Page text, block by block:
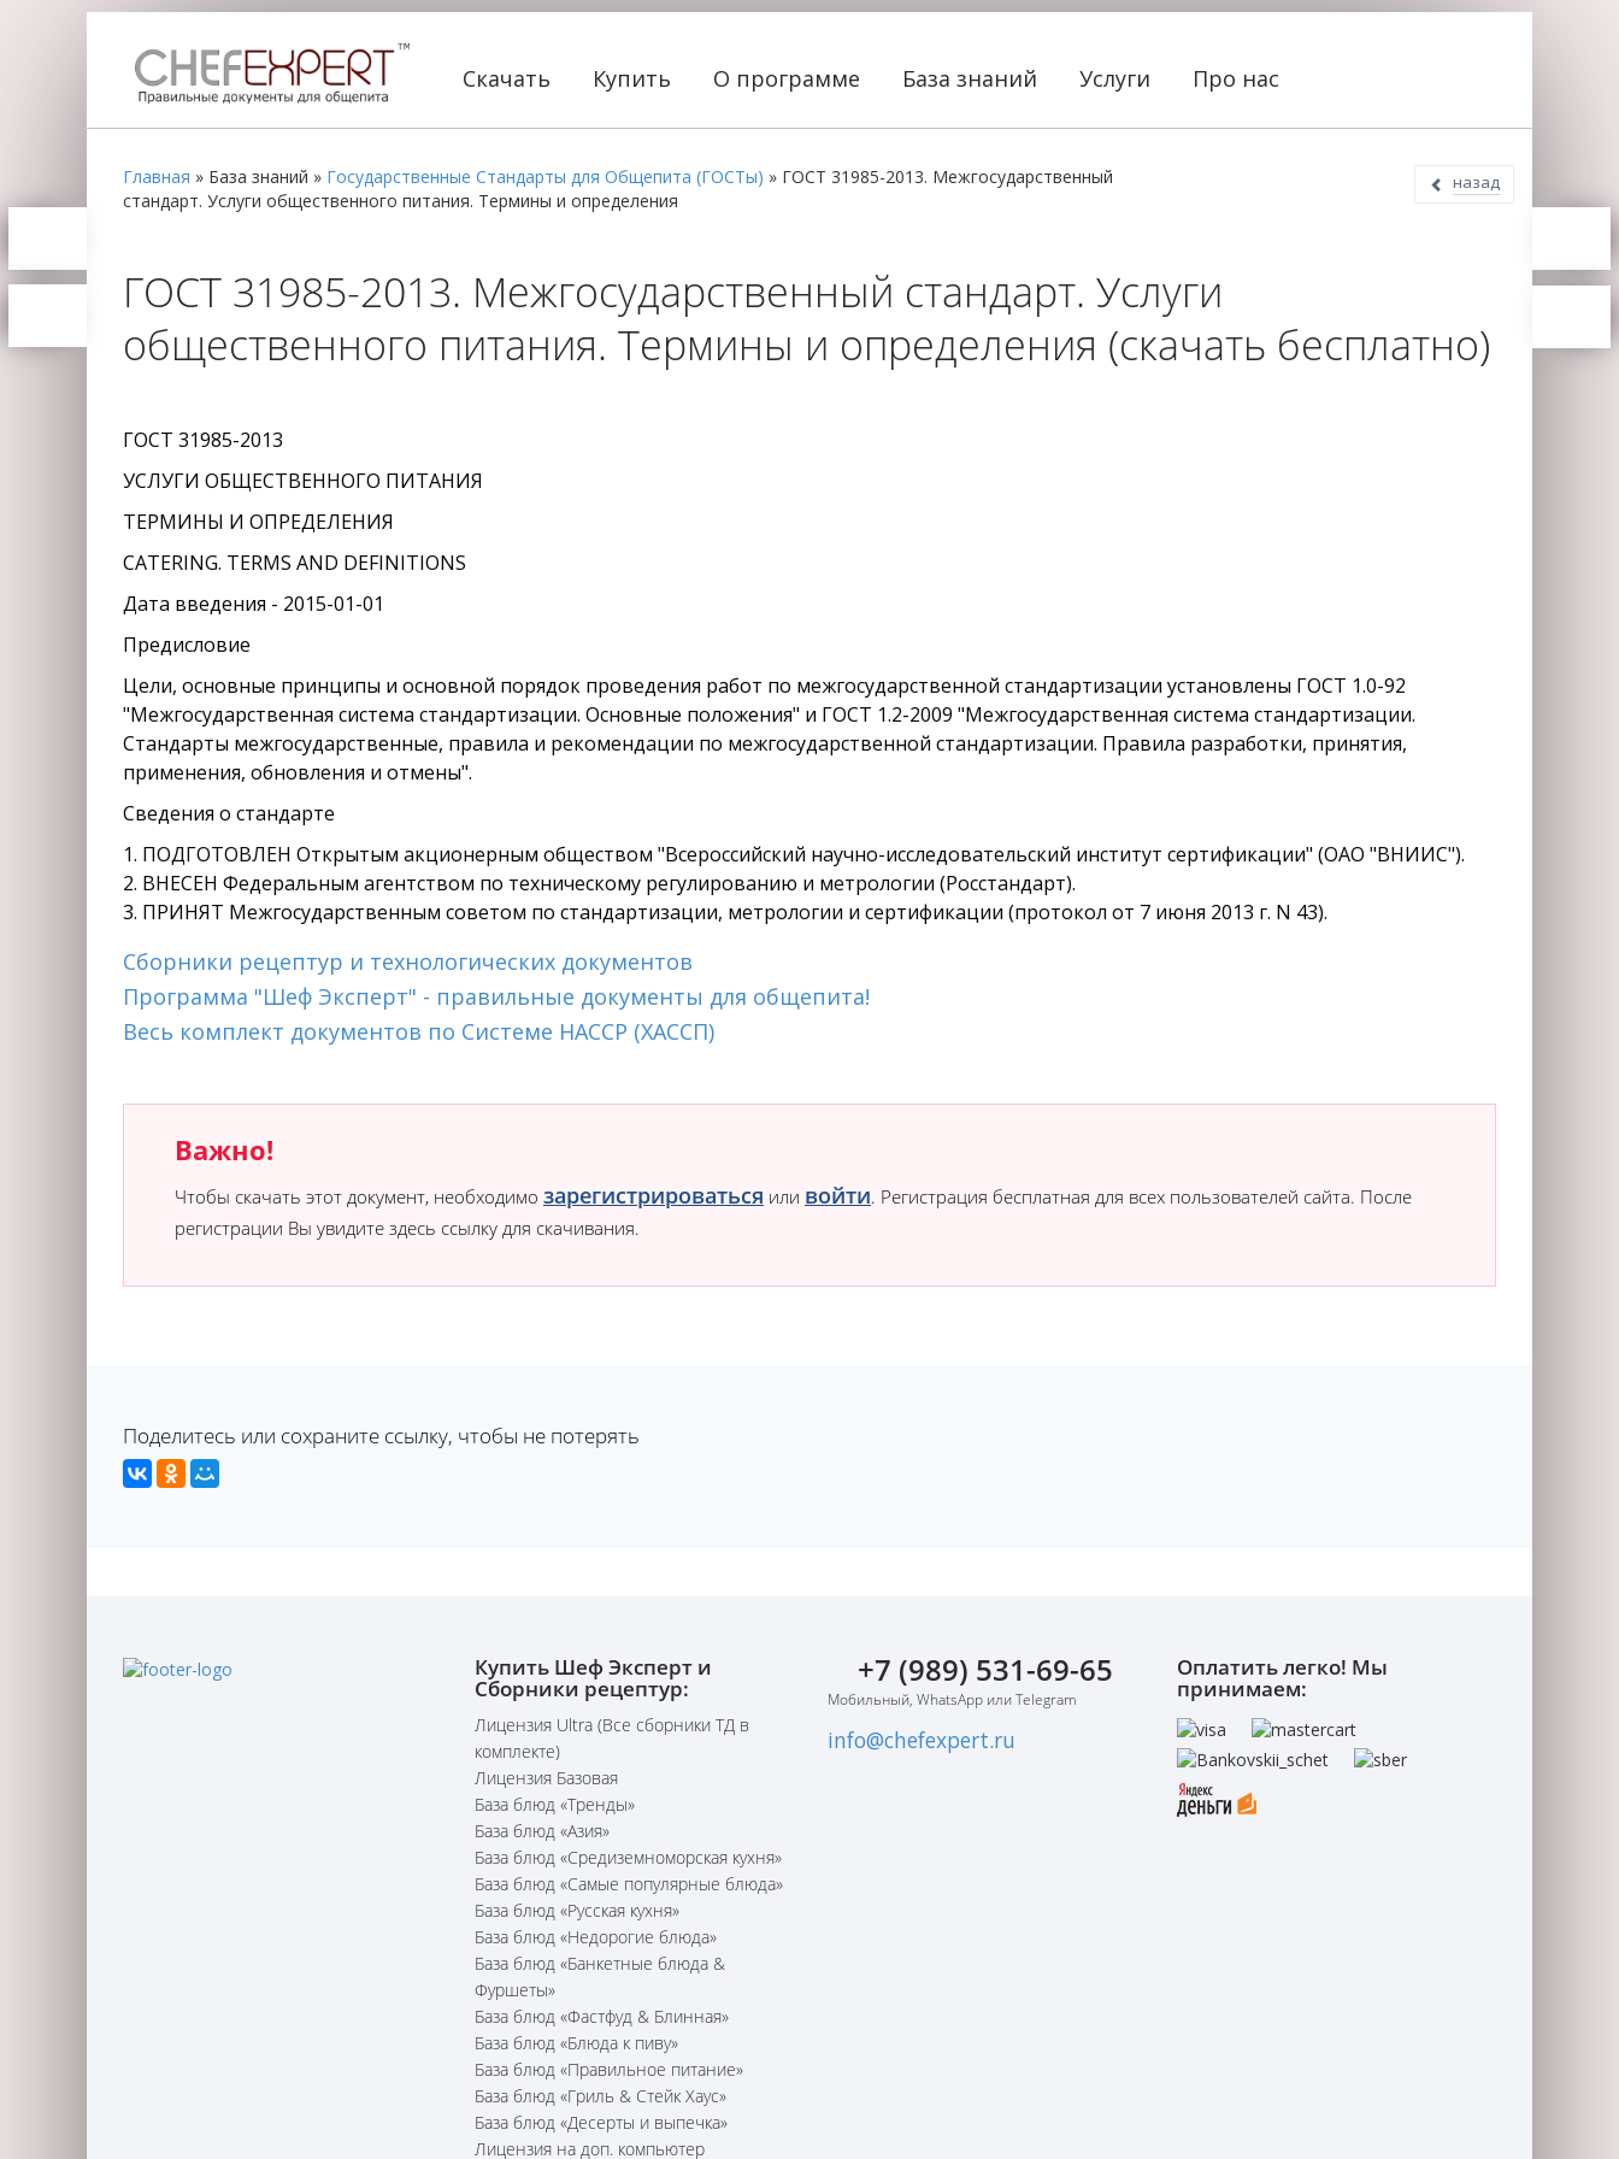
Скачать Купить О программе База знаний Услуги Про нас
Главная » База знаний » Государственные Стандарты для Общепита (ГОСТы) » ГОСТ 31985-2013. Межгосударственный
стандарт. Услуги общественного питания. Термины и определения
назад
ГОСТ 31985-2013. Межгосударственный стандарт. Услуги
общественного питания. Термины и определения (скачать бесплатно)
ГОСТ 31985-2013
УСЛУГИ ОБЩЕСТВЕННОГО ПИТАНИЯ
ТЕРМИНЫ И ОПРЕДЕЛЕНИЯ
CATERING. TERMS AND DEFINITIONS
Дата введения - 2015-01-01
Предисловие
Цели, основные принципы и основной порядок проведения работ по межгосударственной стандартизации установлены ГОСТ 1.0-92
"Межгосударственная система стандартизации. Основные положения" и ГОСТ 1.2-2009 "Межгосударственная система стандартизации.
Стандарты межгосударственные, правила и рекомендации по межгосударственной стандартизации. Правила разработки, принятия,
применения, обновления и отмены".
Сведения о стандарте
1. ПОДГОТОВЛЕН Открытым акционерным обществом "Всероссийский научно-исследовательский институт сертификации" (ОАО "ВНИИС").
2. ВНЕСЕН Федеральным агентством по техническому регулированию и метрологии (Росстандарт).
3. ПРИНЯТ Межгосударственным советом по стандартизации, метрологии и сертификации (протокол от 7 июня 2013 г. N 43).
Сборники рецептур и технологических документов
Программа "Шеф Эксперт" - правильные документы для общепита!
Весь комплект документов по Системе HACCP (ХАССП)
Важно!
Чтобы скачать этот документ, необходимо зарегистрироваться или войти. Регистрация бесплатная для всех пользователей сайта. После
регистрации Вы увидите здесь ссылку для скачивания.
Поделитесь или сохраните ссылку, чтобы не потерять
Купить Шеф Эксперт и
Сборники рецептур:
Лицензия Ultra (Все сборники ТД в
комплекте)
Лицензия Базовая
База блюд «Тренды»
База блюд «Азия»
База блюд «Средиземноморская кухня»
База блюд «Самые популярные блюда»
База блюд «Русская кухня»
База блюд «Недорогие блюда»
База блюд «Банкетные блюда &
Фуршеты»
База блюд «Фастфуд & Блинная»
База блюд «Блюда к пиву»
База блюд «Правильное питание»
База блюд «Гриль & Стейк Хаус»
База блюд «Десерты и выпечка»
Лицензия на доп. компьютер
+7 (989) 531-69-65
Мобильный, WhatsApp или Telegram
info@chefexpert.ru
Оплатить легко! Мы
принимаем: